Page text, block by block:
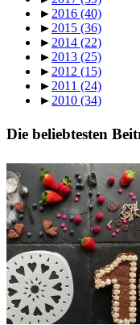
► 2016 (40)
► 2015 (36)
► 2014 (22)
► 2013 (25)
► 2012 (15)
► 2011 (24)
► 2010 (34)
Die beliebtesten